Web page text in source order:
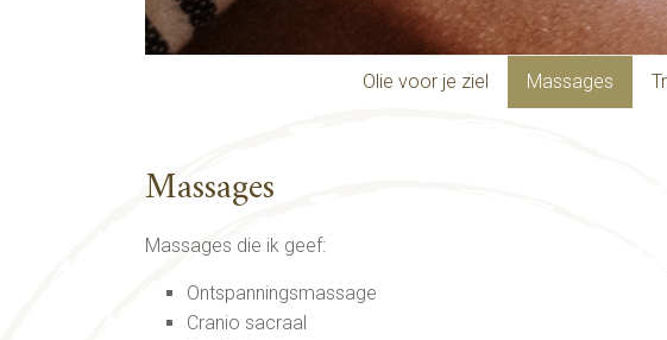
Olie voor je ziel Massages
Massages
Massages die ik geef:
Ontspanningsmassage
Cranio sacraal